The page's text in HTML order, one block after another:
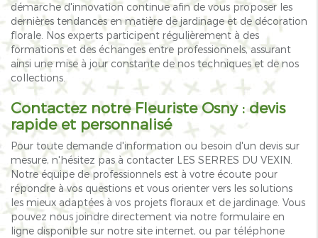
démarche d'innovation continue afin de vous proposer les
dernières tendances en matière de jardinage et de décoration
florale. Nos experts participent régulièrement à des
formations et des échanges entre professionnels, assurant
ainsi une mise à jour constante de nos techniques et de nos
collections.
Contactez notreFleuriste Osny: devis
rapide et personnalisé
Pour toute demande d'information ou besoin d'un devis sur
mesure, n'hésitez pas à contacter LES SERRES DU VEXIN.
Notre équipe de professionnels est à votre écoute pour
répondre à vos questions et vous orienter vers les solutions
les mieux adaptées à vos projets floraux et de jardinage. Vous
pouvez nous joindre directement via notre formulaire en
ligne disponible sur notre site internet, ou par téléphone